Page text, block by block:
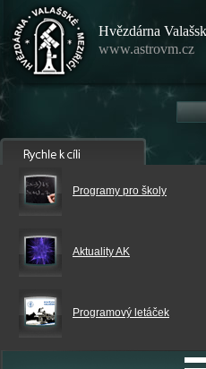
Hvězdárna
www.astrovm.cz
Programy pro školy
Aktuality AK
Programový letáček